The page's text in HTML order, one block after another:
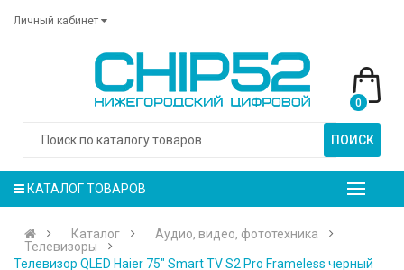
Личный кабинет
ПОИСК
0
КАТАЛОГ ТОВАРОВ
Каталог
Аудио, видео, фототехника
Телевизоры
Телевизор QLED Haier 75" Smart TV S2 Pro Frameless черный